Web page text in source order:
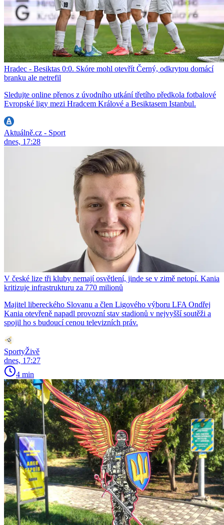
Hradec - Besiktas 0:0. Skóre mohl otevřít Černý, odkrytou domácí
branku ale netrefil
Sledujte online přenos z úvodního utkání třetího předkola fotbalové
Evropské ligy mezi Hradcem Králové a Besiktasem Istanbul.
Aktuálně.cz - Sport
dnes, 17:28
V české lize tři kluby nemají osvětlení, jinde se v zimě netopí. Kania
kritizuje infrastrukturu za 770 milionů
Majitel libereckého Slovanu a člen Ligového výboru LFA Ondřej
Kania otevřeně napadl provozní stav stadionů v nejvyšší soutěži a
spojil ho s budoucí cenou televizních práv.
SportyŽivě
dnes, 17:27
4 min